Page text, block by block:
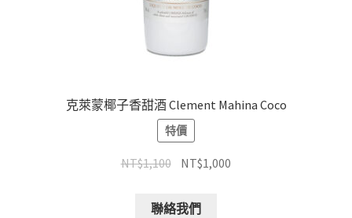
克萊蒙椰子香甜酒 Clement Mahina Coco
特價
NT$1,100 NT$1,000
聯絡我們